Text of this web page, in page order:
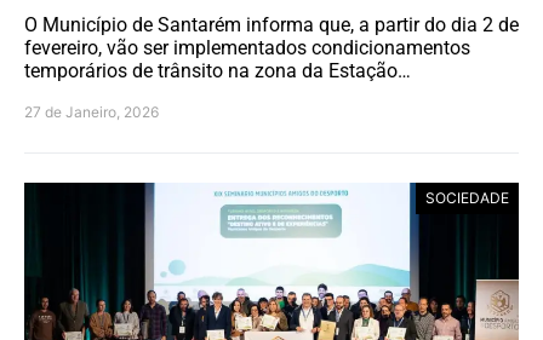
O Município de Santarém informa que, a partir do dia 2 de
fevereiro, vão ser implementados condicionamentos
temporários de trânsito na zona da Estação…
27 de Janeiro, 2026
SOCIEDADE